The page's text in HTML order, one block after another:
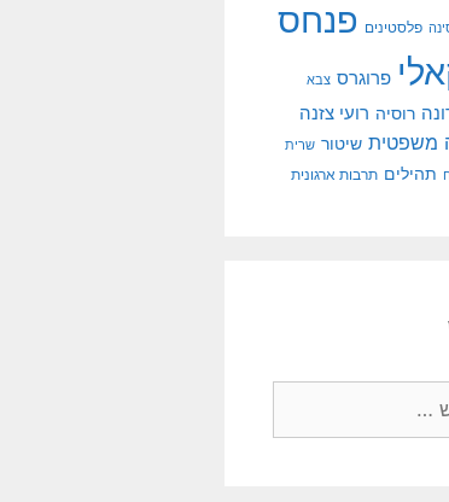
פלסטינים פנחס
פרוגרס צבא
רוסיה רועי צזנה
משפטית שיטור שרית
תהילים תרבות ארגונית